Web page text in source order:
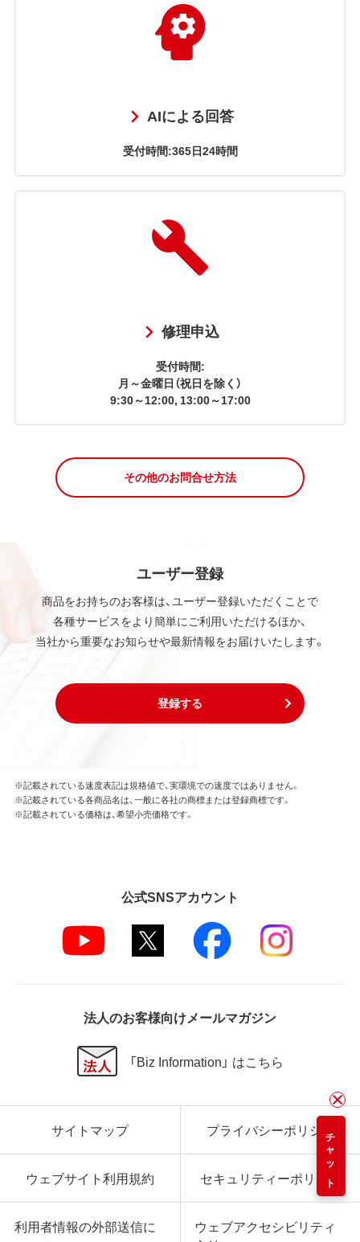
AIによる回答
受付時間:365日24時間
修理申込
受付時間:
月～金曜日（祝日を除く）
9:30～12:00, 13:00～17:00
その他のお問合せ方法
ユーザー登録
商品をお持ちのお客様は、ユーザー登録いただくことで
各種サービスをより簡単にご利用いただけるほか、
当社から重要なお知らせや最新情報をお届けいたします。
登録する
チャット
※記載されている速度表記は規格値で、実環境での速度ではありません。
※記載されている各商品名は、一般に各社の商標または登録商標です。
※記載されている価格は、希望小売価格です。
公式SNSアカウント
法人のお客様向けメールマガジン
「Biz Information」 はこちら
サイトマップ プライバシーポリシー
ウェブサイト利用規約 セキュリティーポリシー
利用者情報の外部送信に
ウェブアクセシビリティ